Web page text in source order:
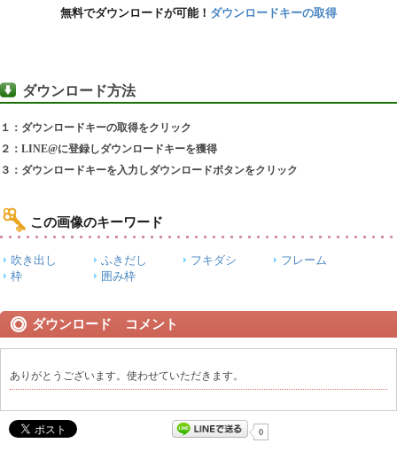
無料でダウンロードが可能！ ダウンロードキーの取得
ダウンロード方法
１：ダウンロードキーの取得をクリック
２：LINE@に登録しダウンロードキーを獲得
３：ダウンロードキーを入力しダウンロードボタンをクリック
この画像のキーワード
吹き出し ふきだし フキダシ
フレーム
枠
囲み枠
ダウンロード コメント
ありがとうございます。使わせていただきます。
0